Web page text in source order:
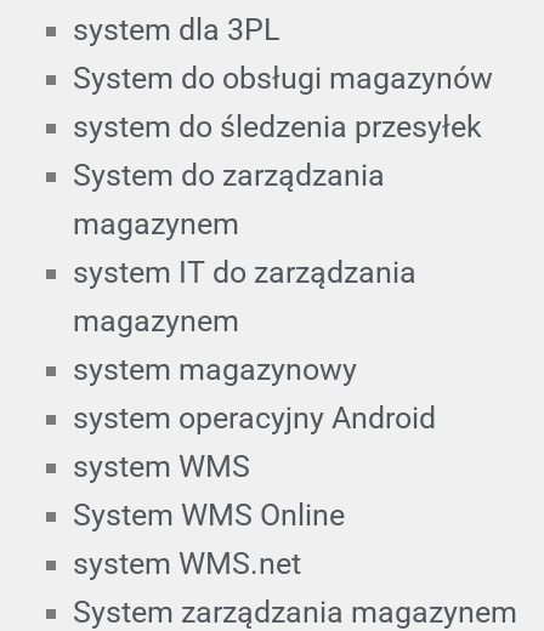
system dla 3PL
System do obsługi magazynów
system do śledzenia przesyłek
System do zarządzania
magazynem
system IT do zarządzania
magazynem
system magazynowy
system operacyjny Android
system WMS
System WMS Online
system WMS.net
System zarządzania magazynem